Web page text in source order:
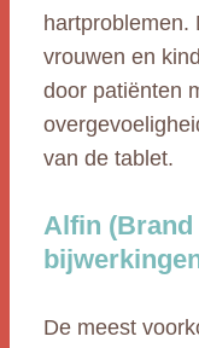
hartproblemen.
vrouwen en
door patiënten
van de tablet.
Alfin (Brand
De meest